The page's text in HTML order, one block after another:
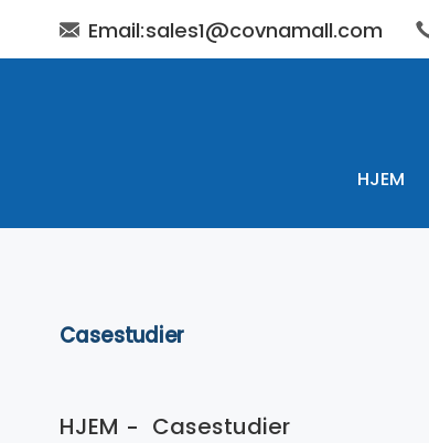
Email:sales1@covnamall.com
HJEM
Casestudier
HJEM Casestudier